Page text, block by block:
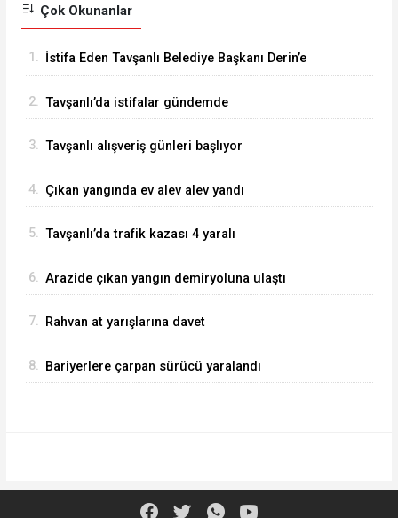
Çok Okunanlar
1. İstifa Eden Tavşanlı Belediye Başkanı Derin’e
2. Tavşanlı’da istifalar gündemde
3. Tavşanlı alışveriş günleri başlıyor
4. Çıkan yangında ev alev alev yandı
5. Tavşanlı’da trafik kazası 4 yaralı
6. Arazide çıkan yangın demiryoluna ulaştı
7. Rahvan at yarışlarına davet
8. Bariyerlere çarpan sürücü yaralandı